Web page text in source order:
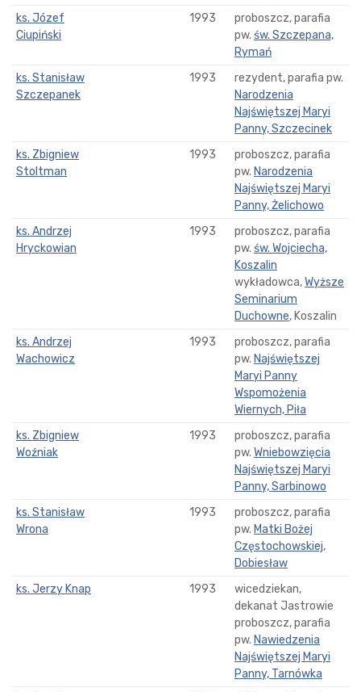
ks. Józef
Ciupiński
1993
proboszcz, parafia
pw. św. Szczepana,
Rymań
ks. Stanisław
Szczepanek
1993
rezydent, parafia pw.
Narodzenia
Najświętszej Maryi
Panny, Szczecinek
ks. Zbigniew
Stoltman
1993
proboszcz, parafia
pw. Narodzenia
Najświętszej Maryi
Panny, Żelichowo
ks. Andrzej
Hryckowian
1993
proboszcz, parafia
pw. św. Wojciecha,
Koszalin
wykładowca,Wyższe
Seminarium
Duchowne, Koszalin
ks. Andrzej
Wachowicz
1993
proboszcz, parafia
pw. Najświętszej
Maryi Panny
Wspomożenia
Wiernych, Piła
ks. Zbigniew
Woźniak
1993
proboszcz, parafia
pw. Wniebowzięcia
Najświętszej Maryi
Panny, Sarbinowo
ks. Stanisław
Wrona
1993
proboszcz, parafia
pw. Matki Bożej
Częstochowskiej,
Dobiesław
ks. Jerzy Knap
1993
wicedziekan,
dekanat Jastrowie
proboszcz, parafia
pw. Nawiedzenia
Najświętszej Maryi
Panny, Tarnówka